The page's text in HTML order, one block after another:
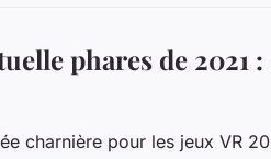
phares de 2021
charnière pour les jeux VR